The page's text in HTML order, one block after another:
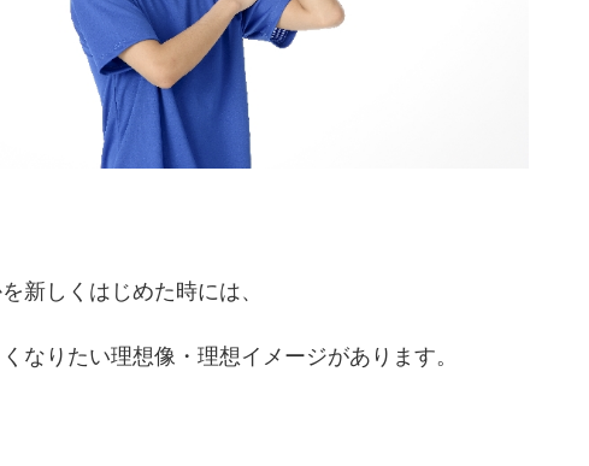
新しくはじめた時には、
なりたい理想像・理想イメージがあります。